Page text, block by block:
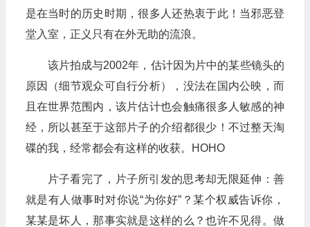
是在当时的历史时期，很多人还热衷于此！当邪恶登
堂入室，正义只有在外无助的流浪。
该片拍成与2002年，估计因为片中的某些镜头的
原因（细节观众可自行分析），没法在国内公映，而
且在世界范围内，该片估计也会触痛很多人敏感的神
经，所以甚至于这部片子的介绍都很少！不过整天淘
碟的我，经常都会有这样的收获。HOHO
片子看完了，片子所引发的思考却无限延伸：善
就是有人做事时对你说“为你好”？某个权威告诉你，
某某是坏人，那事实就是这样的么？也许不见得。做